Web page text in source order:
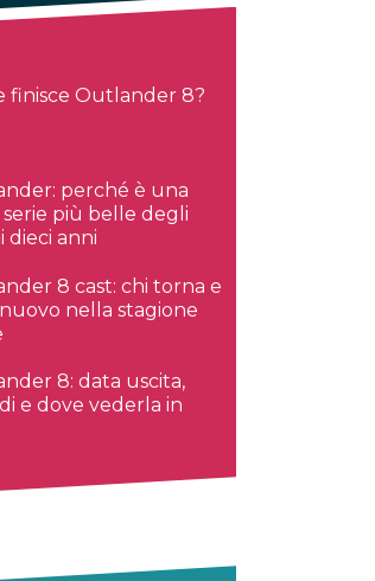
finisce Outlander 8?
perché è una
più belle degli
dieci anni
8 cast: chi torna e
nella stagione
8: data uscita,
e dove vederla in